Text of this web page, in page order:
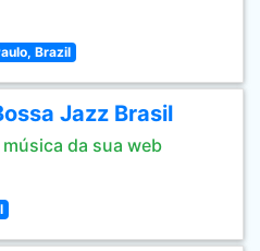
Brazil
Jazz Brasil
da sua web